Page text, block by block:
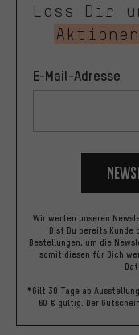
Lass Dir
Aktionen
E-Mail-Adresse
Wir werten unseren
Bist Du bereits
Bestellungen, um die
somit diesen für Dich
*Gilt 30 Tage ab
60 € gültig. Der